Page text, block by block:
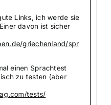
Links, ich werde sie
davon ist sicher
griechenland/spr
einen Sprachtest
zu testen (aber
tests/